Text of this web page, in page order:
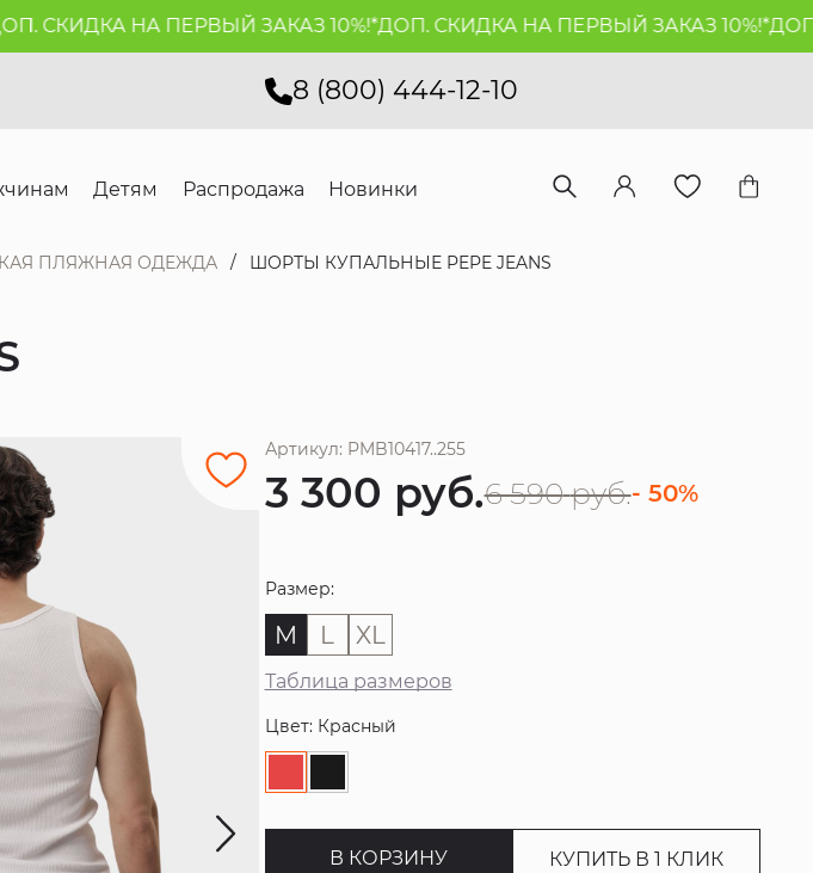
НА ПЕРВЫЙ ЗАКАЗ 10%!*ДОП. СКИДКА НА ПЕРВЫЙ ЗАКАЗ 10%!*ДОП.
8 (800) 444-12-10
Детям Распродажа Новинки
ПЛЯЖНАЯ ОДЕЖДА ШОРТЫ КУПАЛЬНЫЕ PEPE JEANS
Артикул: PMB10417..255
3 300 руб.6 590 руб.- 50%
Размер:
M L XL
Таблица размеров
Цвет: Красный
В КОРЗИНУ КУПИТЬ В 1 КЛИК